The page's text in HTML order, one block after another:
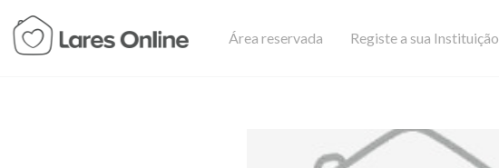
Área reservada Registe a sua Instituição